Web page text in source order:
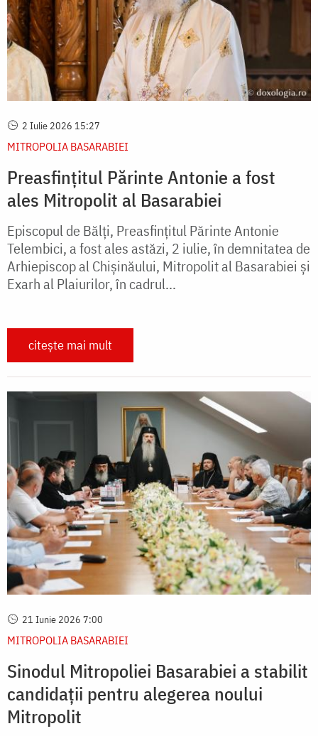
2 Iulie 2026 15:27
MITROPOLIA BASARABIEI
Preasfințitul Părinte Antonie a fost
ales Mitropolit al Basarabiei
Episcopul de Bălți, Preasfințitul Părinte Antonie
Telembici, a fost ales astăzi, 2 iulie, în demnitatea de
Arhiepiscop al Chișinăului, Mitropolit al Basarabiei și
Exarh al Plaiurilor, în cadrul...
citește mai mult
21 Iunie 2026 7:00
MITROPOLIA BASARABIEI
Sinodul Mitropoliei Basarabiei a stabilit
candidații pentru alegerea noului
Mitropolit